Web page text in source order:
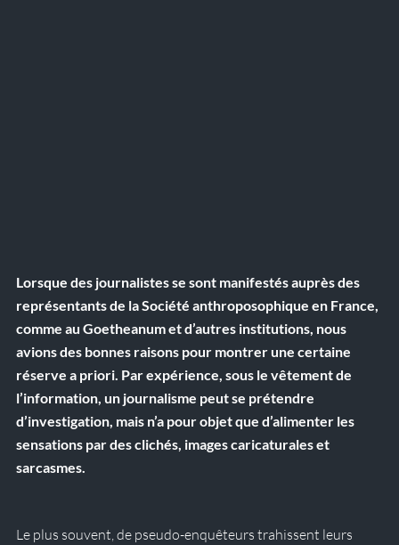
Lorsque des journalistes se sont manifestés auprès des
représentants de la Société anthroposophique en France,
comme au Goetheanum et d’autres institutions, nous
avions des bonnes raisons pour montrer une certaine
réserve a priori. Par expérience, sous le vêtement de
l’information, un journalisme peut se prétendre
d’investigation, mais n’a pour objet que d’alimenter les
sensations par des clichés, images caricaturales et
sarcasmes.
Le plus souvent, de pseudo-enquêteurs trahissent leurs